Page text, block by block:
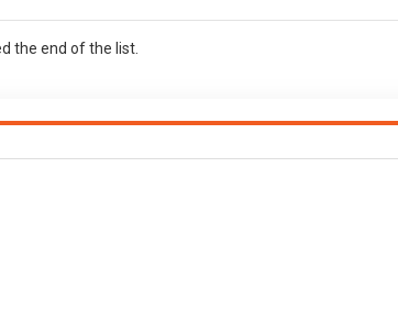
the end of the list.